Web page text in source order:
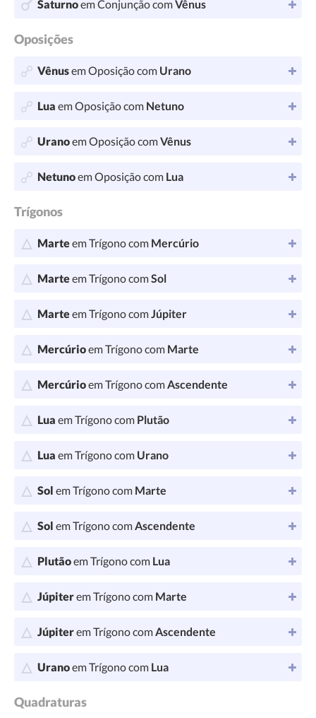
Saturnoem Conjunção comVênus
Oposições
Vênusem Oposição com Urano
Lua em Oposição com Netuno
Uranoem Oposição comVênus
Netunoem Oposição com Lua
Trígonos
Marteem Trígono com Mercúrio
Marteem Trígono comSol
Marteem Trígono comJúpiter
Mercúrioem Trígono com Marte
Mercúrioem Trígono comAscendente
Lua em Trígono com Plutão
Lua em Trígono com Urano
Sol em Trígono com Marte
Sol em Trígono comAscendente
Plutãoem Trígono com Lua
Júpiterem Trígono com Marte
Júpiterem Trígono comAscendente
Uranoem Trígono com Lua
Quadraturas